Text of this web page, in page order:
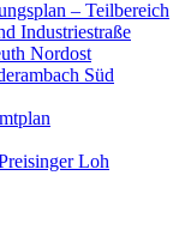
– Teilbereich
Industriestraße
Nordost
Süd
Loh